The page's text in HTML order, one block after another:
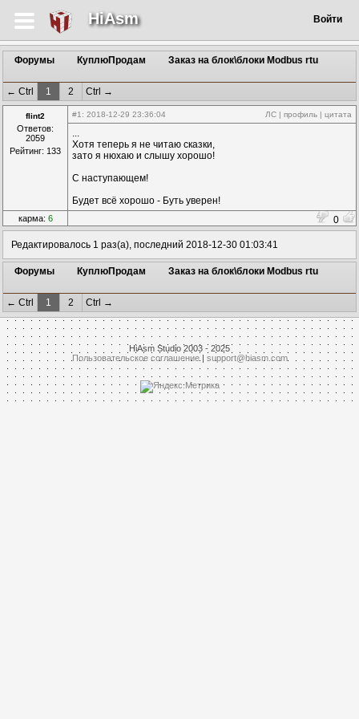
HiAsm Войти
Форумы КуплюПродам Заказ на блок\блоки Modbus rtu
← Ctrl 1 2 Ctrl →
flint2
Ответов:
2059
Рейтинг: 133
#1 : 2018-12-29 23:36:04 ЛС | профиль | цитата
...
Хотя теперь я не читаю сказки,
зато я нюхаю и слышу хорошо!
С наступающем!
Будет всё хорошо - Буть уверен!
карма: 6 0
Редактировалось 1 раз(а), последний 2018-12-30 01:03:41
Форумы КуплюПродам Заказ на блок\блоки Modbus rtu
← Ctrl 1 2 Ctrl →
HiAsm Studio 2003 - 2025
Пользовательское соглашение| support@hiasm.com